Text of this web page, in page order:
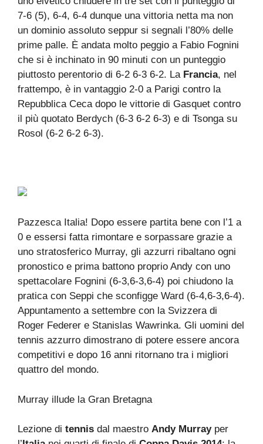
7-6 (5), 6-4, 6-4 dunque una vittoria netta ma non
un dominio assoluto seppur si segnali l’80% delle
prime palle. È andata molto peggio a Fabio Fognini
che si è inchinato in 90 minuti con un punteggio
piuttosto perentorio di 6-2 6-3 6-2. La Francia, nel
frattempo, è in vantaggio 2-0 a Parigi contro la
Repubblica Ceca dopo le vittorie di Gasquet contro
il più quotato Berdych (6-3 6-2 6-3) e di Tsonga su
Rosol (6-2 6-2 6-3).
Pazzesca Italia! Dopo essere partita bene con l’1 a
0 e essersi fatta rimontare e sorpassare grazie a
uno stratosferico Murray, gli azzurri ribaltano ogni
pronostico e prima battono proprio Andy con uno
spettacolare Fognini (6-3,6-3,6-4) poi chiudono la
pratica con Seppi che sconfigge Ward (6-4,6-3,6-4).
Appuntamento a settembre con la Svizzera di
Roger Federer e Stanislas Wawrinka. Gli uomini del
tennis azzurro dimostrano di potere essere ancora
competitivi e dopo 16 anni ritornano tra i migliori
quattro del mondo.
Murray illude la Gran Bretagna
Lezione di tennis dal maestro Andy Murrayper